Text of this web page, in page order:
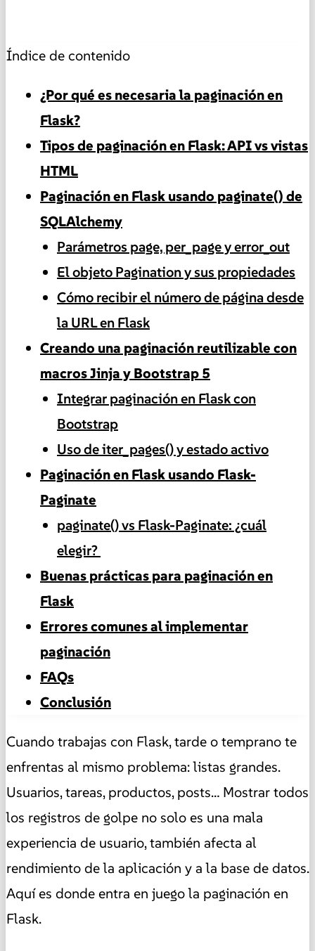
Índice de contenido
¿Por qué es necesaria la paginación en
Flask?
Tipos de paginación en Flask: API vs vistas
HTML
Paginación en Flask usando paginate() de
SQLAlchemy
Parámetros page, per_page y error_out
El objeto Pagination y sus propiedades
Cómo recibir el número de página desde
la URL en Flask
Creando una paginación reutilizable con
macros Jinja y Bootstrap 5
Integrar paginación en Flask con
Bootstrap
Uso de iter_pages() y estado activo
Paginación en Flask usando Flask-
Paginate
paginate() vs Flask-Paginate: ¿cuál
elegir?
Buenas prácticas para paginación en
Flask
Errores comunes al implementar
paginación
FAQs
Conclusión
Cuando trabajas con Flask, tarde o temprano te
enfrentas al mismo problema: listas grandes.
Usuarios, tareas, productos, posts… Mostrar todos
los registros de golpe no solo es una mala
experiencia de usuario, también afecta al
rendimiento de la aplicación y a la base de datos.
Aquí es donde entra en juego la paginación en
Flask.